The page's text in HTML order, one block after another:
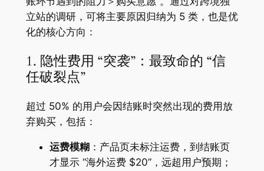
立站的调研，可将主要原因归纳为 5 类，也是优
化的核心方向：
1. 隐性费用 “突袭”：最致命的 “信
任破裂点”
超过 50% 的用户会因结账时突然出现的费用放
弃购买，包括：
运费模糊 ：产品页未标注运费，到结账页
才显示 “海外运费 $20”，远超用户预期；